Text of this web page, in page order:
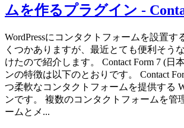
ムを作るプラグイン -
WordPressにコンタクトフォームを設置す
くつかありますが、最近とても便利そう
けたので紹介します。 Contact Form 7 (日
ンの特徴は以下のとおりです。 Contact
つ柔軟なコンタクトフォームを提供する
ンです。 複数のコンタクトフォームを管
ームとメ...